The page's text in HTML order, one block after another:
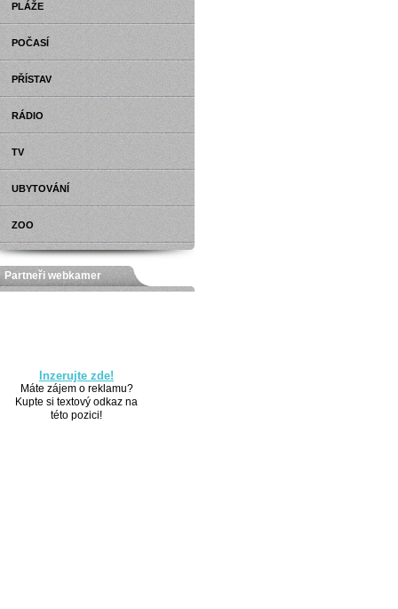
PLÁŽE
POČASÍ
PŘÍSTAV
RÁDIO
TV
UBYTOVÁNÍ
ZOO
Partneři webkamer
Inzerujte zde!
Máte zájem o reklamu?
Kupte si textový odkaz na
této pozici!